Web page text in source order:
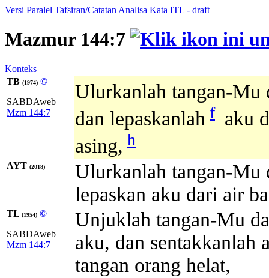
Versi Paralel Tafsiran/Catatan Analisa Kata ITL - draft
Mazmur 144:7
Konteks
TB (1974) ©
SABDAweb
Mzm 144:7
Ulurkanlah tangan-Mu
dan lepaskanlah f aku
asing, h
AYT (2018)
Ulurkanlah tangan-Mu
lepaskan aku dari air
TL (1954) ©
SABDAweb
Mzm 144:7
Unjuklah tangan-Mu
aku, dan sentakkanlah
tangan orang helat,